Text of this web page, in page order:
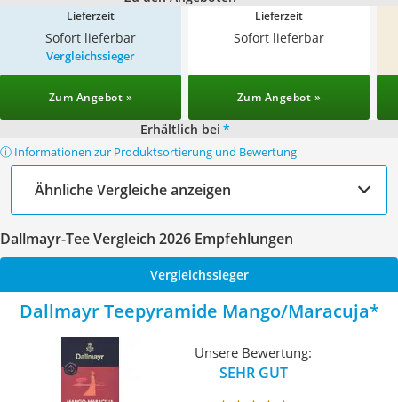
Lieferzeit
Sofort lieferbar
Lieferzeit
Sofort lieferbar
Vergleichssieger
Zum Angebot » Zum Angebot »
Erhältlich bei *
ⓘ Informationen zur Produktsortierung und Bewertung
Ähnliche Vergleiche anzeigen
Dallmayr-Tee Vergleich 2026 Empfehlungen
Vergleichssieger
Dallmayr Teepyramide Mango/Maracuja
Unsere Bewertung:
SEHR GUT